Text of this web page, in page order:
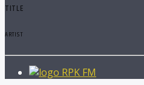
TITLE
ARTIST
RPK FM